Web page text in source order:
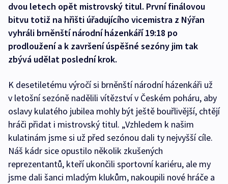
dvou letech opět mistrovský titul. První finálovou
bitvu totiž na hřišti úřadujícího vicemistra z Nýřan
vyhráli brněnští národní házenkáří 19:18 po
prodloužení a k završení úspěšné sezóny jim tak
zbývá udělat poslední krok.
K desetiletému výročí si brněnští národní házenkáři už
v letošní sezóně nadělili vítězství v Českém poháru, aby
oslavy kulatého jubilea mohly být ještě bouřlivější, chtějí
hráči přidat i mistrovský titul. „Vzhledem k našim
kulatinám jsme si už před sezónou dali ty nejvyšší cíle.
Náš kádr sice opustilo několik zkušených
reprezentantů, kteří ukončili sportovní kariéru, ale my
jsme dali šanci mladým klukům, nakoupili nové hráče a